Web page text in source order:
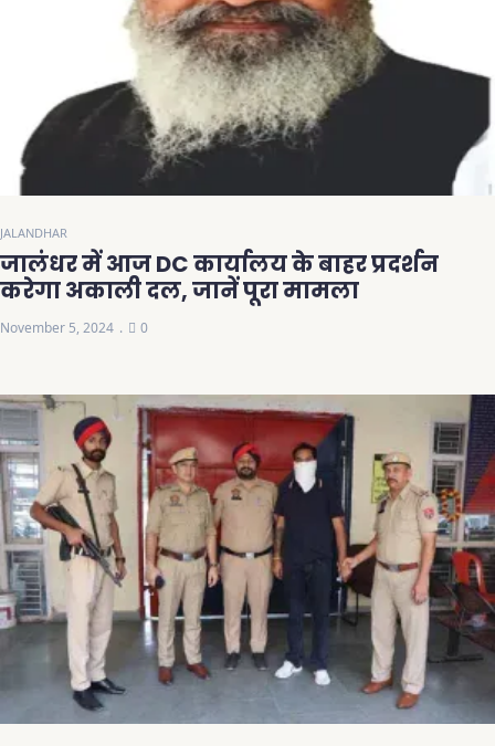
JALANDHAR
जालंधर में आज DC कार्यालय के बाहर प्रदर्शन
करेगा अकाली दल, जानें पूरा मामला
November 5, 2024 0